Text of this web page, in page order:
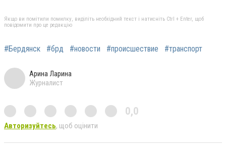
Якщо ви помітили помилку, виділіть необхідний текст і натисніть Ctrl + Enter, щоб
повідомити про це редакцію
#Бердянск #брд #новости #происшествие #транспорт
Арина Ларина
Журналист
0,0
Авторизуйтесь, щоб оцінити